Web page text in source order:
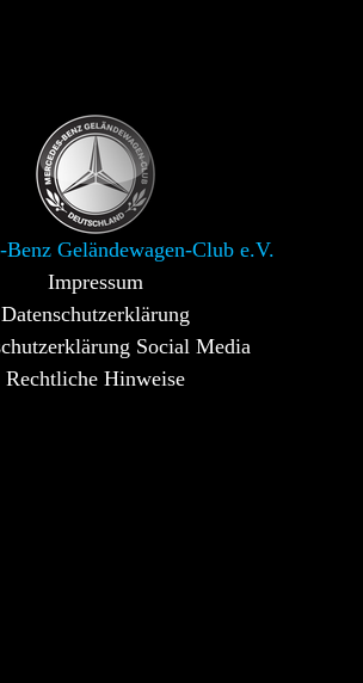
Benz Geländewagen-Club e.V.
Impressum
Datenschutzerklärung
Social Media
Rechtliche Hinweise